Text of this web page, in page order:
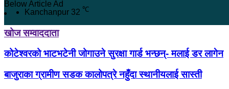
Kanchanpur 32 ℃
Below Article Ad
खोज सम्वाददाता
कोटेश्वरको भाटभटेनी जोगाउने सुरक्षा गार्ड भन्छन्- मलाई डर लागेन
बाजुराका ग्रामीण सडक कालोपत्रे नहुँदा स्थानीयलाई सास्ती